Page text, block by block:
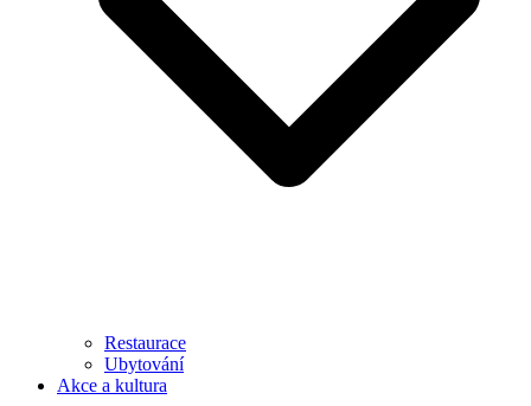
Restaurace
Ubytování
Akce a kultura